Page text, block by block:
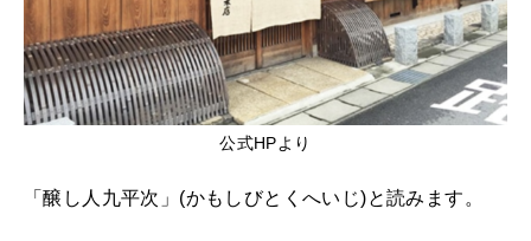
公式HPより
「醸し人九平次」(かもしびとくへいじ)と読みます。